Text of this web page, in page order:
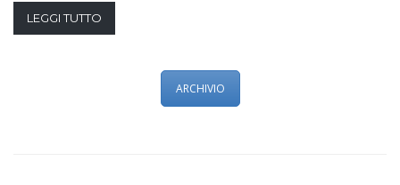
LEGGI TUTTO
ARCHIVIO